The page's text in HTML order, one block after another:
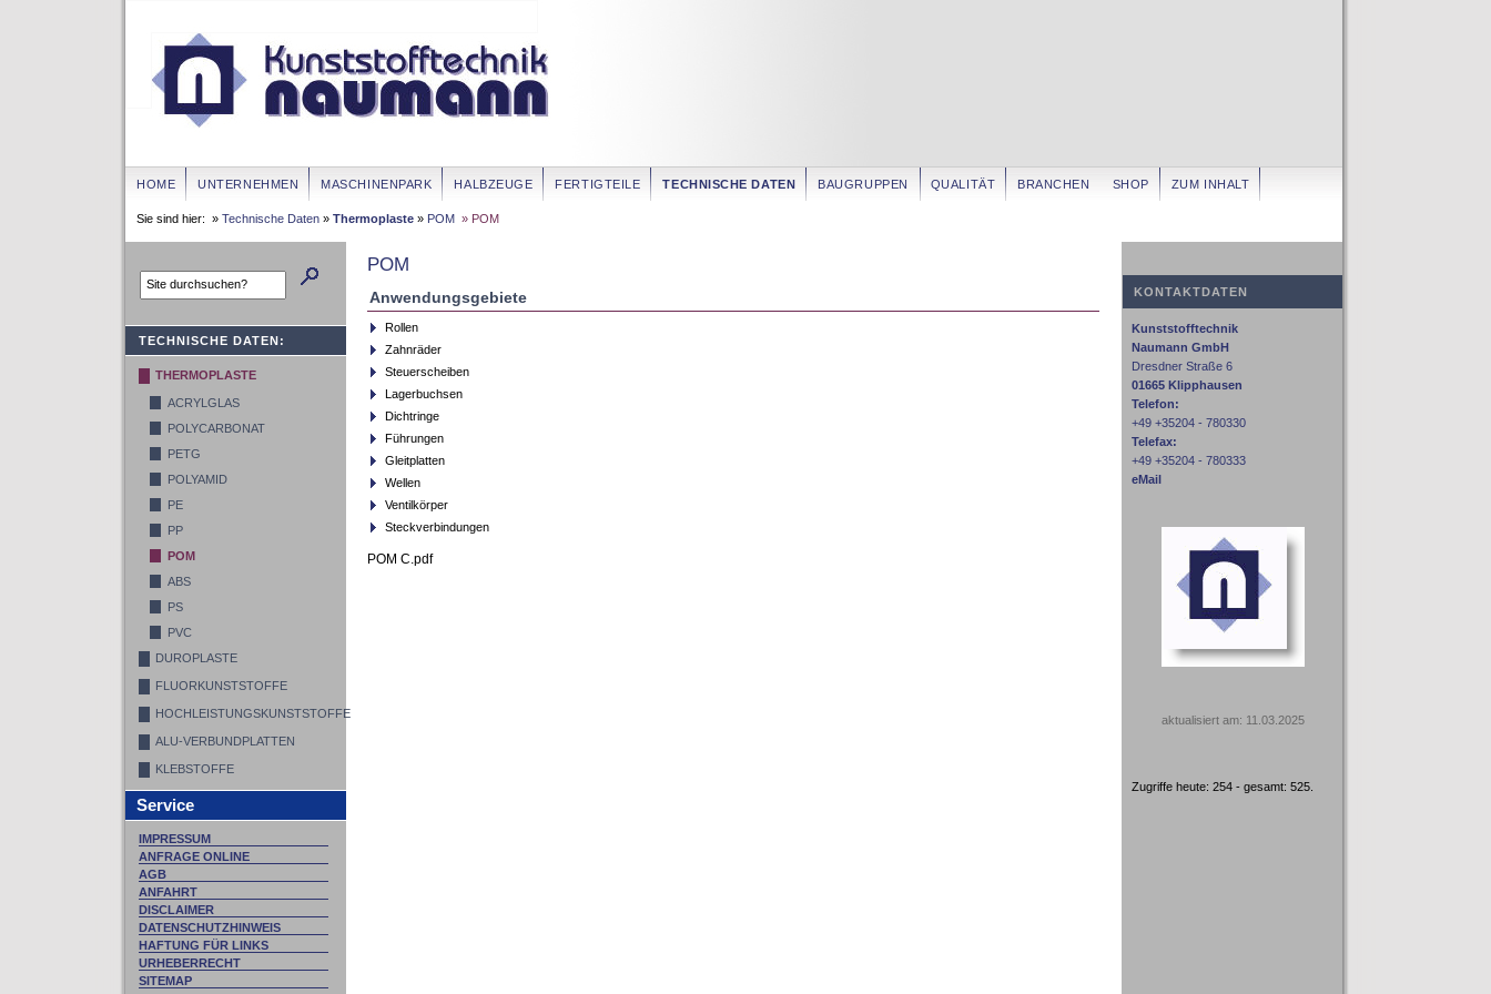
HOME UNTERNEHMEN MASCHINENPARK HALBZEUGE FERTIGTEILE TECHNISCHE DATEN BAUGRUPPEN QUALITÄT BRANCHEN SHOP ZUM INHALT
Sie sind hier: » Technische Daten » Thermoplaste » POM » POM
TECHNISCHE DATEN:
THERMOPLASTE
ACRYLGLAS
POLYCARBONAT
PETG
POLYAMID
PE
PP
POM
ABS
PS
PVC
DUROPLASTE
FLUORKUNSTSTOFFE
HOCHLEISTUNGSKUNSTSTOFFE
ALU-VERBUNDPLATTEN
KLEBSTOFFE
Service
IMPRESSUM
ANFRAGE ONLINE
AGB
ANFAHRT
DISCLAIMER
DATENSCHUTZHINWEIS
HAFTUNG FÜR LINKS
URHEBERRECHT
SITEMAP
POM
Anwendungsgebiete
Rollen
Zahnräder
Steuerscheiben
Lagerbuchsen
Dichtringe
Führungen
Gleitplatten
Wellen
Ventilkörper
Steckverbindungen
POM C.pdf
KONTAKTDATEN
Kunststofftechnik
Naumann GmbH
Dresdner Straße 6
01665 Klipphausen
Telefon:
+49 +35204 - 780330
Telefax:
+49 +35204 - 780333
eMail
aktualisiert am: 11.03.2025
Zugriffe heute: 254 - gesamt: 525.